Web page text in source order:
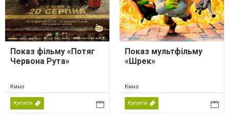
Показ фільму «Потяг
Червона Рута»
Кино
Купити
Показ мультфільму
«Шрек»
Кино
Купити